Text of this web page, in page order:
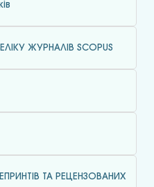
ЖУРНАЛІВ SCOPUS
ТА РЕЦЕНЗОВАНИХ